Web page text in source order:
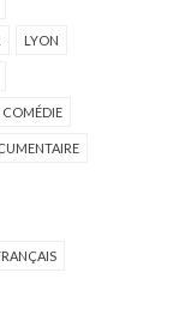
LYON
COMÉDIE